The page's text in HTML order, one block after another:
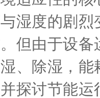
湿度的剧
但由于设
、除湿，
探讨节能